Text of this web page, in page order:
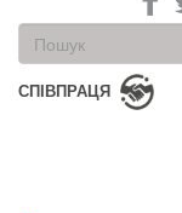
Пошукова
форма
Пошук
СПІВПРАЦЯ